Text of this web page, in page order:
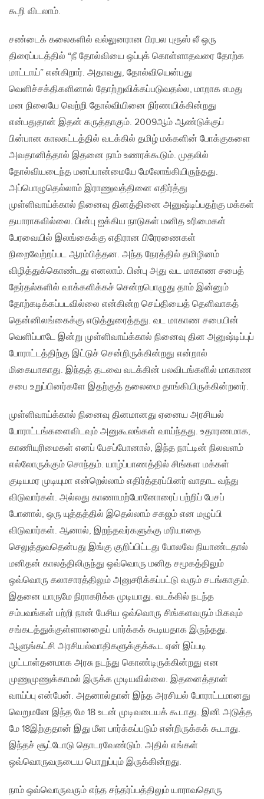
கூறி விடலாம்.
சண்டைக் கலைகளில் வல்லுனரான பிரபல புரூஸ் லீ ஒரு
திரைப்படத்தில் “நீ தோல்வியை ஒப்புக் கொள்ளாதவரை தோற்க
மாட்டாய்” என்கிறார். அதாவது, தோல்வியென்பது
வெளிச்சக்திகளினால் தோற்றுவிக்கப்படுவதல்ல, மாறாக எமது
மன நிலையே வெற்றி தோல்வியினை நிர்ணயிக்கின்றது
என்பதுதான் இதன் கருத்தாகும். 2009ஆம் ஆண்டுக்குப்
பின்பான காலகட்டத்தில் வடக்கில் தமிழ் மக்களின் போக்குகளை
அவதானித்தால் இதனை நாம் உணரக்கூடும். முதலில்
தோல்வியடைந்த மனப்பான்மையே மேலோங்கியிருந்தது.
அப்பொழுதெல்லாம் இராணுவத்தினை எதிர்த்து
முள்ளிவாய்க்கால் நினைவு தினத்தினை அனுஷ்டிப்பதற்கு மக்கள்
தயாராகவில்லை. பின்பு ஐக்கிய நாடுகள் மனித உரிமைகள்
பேரவையில் இலங்கைக்கு எதிரான பிரேரணைகள்
நிறைவேற்றப்பட ஆரம்பித்தன. அந்த நேரத்தில் தமிழினம்
விழித்துக்கொண்டது எனலாம். பின்பு அது வட மாகாண சபைத்
தேர்தல்களில் வாக்களிக்கச் சென்றபொழுது தாம் இன்னும்
தோற்கடிக்கப்படவில்லை என்கின்ற செய்தியைத் தெளிவாகத்
தென்னிலங்கைக்கு எடுத்துரைத்தது. வட மாகாண சபையின்
வெளிப்பாடே இன்று முள்ளிவாய்க்கால் நினைவு தின அனுஷ்டிப்புப்
போராட்டத்திற்கு இட்டுச் சென்றிருக்கின்றது என்றால்
மிகையாகாது. இந்தத் தடவை வடக்கின் பலவிடங்களில் மாகாண
சபை உறுப்பினர்களே இதற்குத் தலைமை தாங்கியிருக்கின்றனர்.
முள்ளிவாய்க்கால் நினைவு தினமானது ஏனைய அரசியல்
போராட்டங்களைவிடவும் அனுகூலங்கள் வாய்ந்தது. உதாரணமாக,
காணியுரிமைகள் எனப் பேசப்போனால், இந்த நாட்டின் நிலவளம்
எல்லோருக்கும் சொந்தம். யாழ்ப்பாணத்தில் சிங்கள மக்கள்
குடியமர முடியுமா என்றெல்லாம் எதிர்த்தரப்பினர் வாதாட வந்து
விடுவார்கள். அல்லது காணாமற்போனோரைப் பற்றிப் பேசப்
போனால், ஒரு யுத்தத்தில் இதெல்லாம் சகஜம் என மழுப்பி
விடுவார்கள். ஆனால், இறந்தவர்களுக்கு மரியாதை
செலுத்துவதென்பது இங்கு குறிப்பிட்டது போலவே நியாண்டதால்
மனிதன் காலத்திலிருந்து ஒவ்வொரு மனித சமூகத்திலும்
ஒவ்வொரு கலாசாரத்திலும் அனுசரிக்கப்பட்டு வரும் சடங்காகும்.
இதனை யாருமே நிராகரிக்க முடியாது. வடக்கில் நடந்த
சம்பவங்கள் பற்றி நான் பேசிய ஒவ்வொரு சிங்களவரும் மிகவும்
சங்கடத்துக்குள்ளானதைப் பார்க்கக் கூடியதாக இருந்தது.
ஆளுங்கட்சி அரசியல்வாதிகளுக்குக்கூட ஏன் இப்படி
முட்டாள்தனமாக அரசு நடந்து கொண்டிருக்கின்றது என
முணுமுணுக்காமல் இருக்க முடியவில்லை. இதனைத்தான்
வாய்ப்பு என்பேன். அதனால்தான் இந்த அரசியல் போராட்டமானது
வெறுமனே இந்த மே 18 உடன் முடிவடையக் கூடாது. இனி அடுத்த
மே 18இற்குதான் இது மீள பார்க்கப்படும் என்றிருக்கக் கூடாது.
இந்தச் சூட்டோடு தொடரவேண்டும். அதில் எங்கள்
ஒவ்வொருவருடைய பொறுப்பும் இருக்கின்றது.
நாம் ஒவ்வொருவரும் எந்த சந்தர்ப்பத்திலும் யாராவதொரு